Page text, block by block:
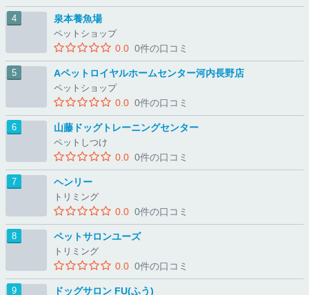
泉本養魚場
ペットショップ
0.0 0件の口コミ
Aペットロイヤルホームセンター河内長野店
ペットショップ
0.0 0件の口コミ
山藤ドッグトレーニングセンター
ペットしつけ
0.0 0件の口コミ
ヘンリー
トリミング
0.0 0件の口コミ
ペットサロンユーズ
トリミング
0.0 0件の口コミ
ドッグサロン FU(ふう)